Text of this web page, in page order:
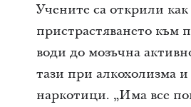
Учените са открили как
пристрастяването към
води до мозъчна
тази при алкохолизма и
наркотици. „Има все